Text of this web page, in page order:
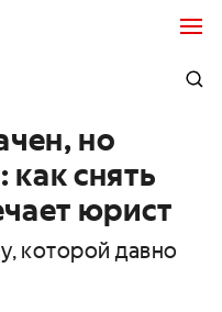
но
как снять
юрист
которой давно